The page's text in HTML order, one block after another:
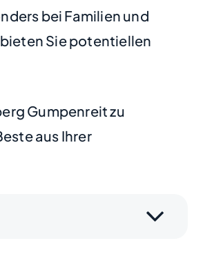
bei Familien und
Sie potentiellen
Gumpenreit zu
aus Ihrer